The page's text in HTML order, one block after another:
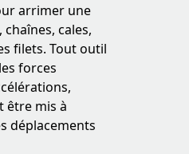
arrimer une
cales,
filets. Tout outil
forces
être mis à
déplacements